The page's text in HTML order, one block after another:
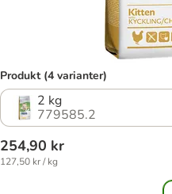
Produkt (4 varianter)
2 kg
779585.2
254,90 kr
127,50 kr / kg